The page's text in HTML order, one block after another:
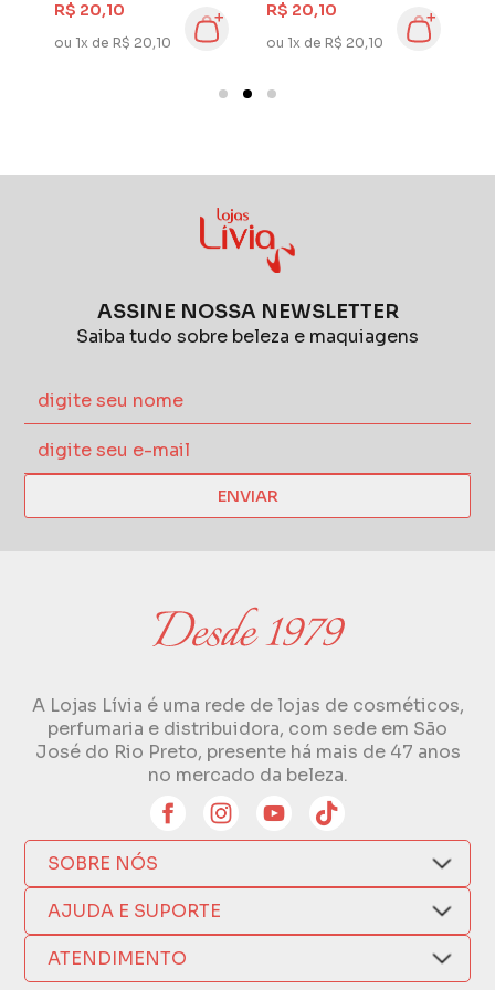
200 ml Nano
Hyaluronic
R$ 20,10
ou 1x de R$ 20,10
200 ml Nano
Niacinamida
R$ 20,10
ou 1x de R$ 20,10
ASSINE NOSSA NEWSLETTER
Saiba tudo sobre beleza e maquiagens
ENVIAR
A Lojas Lívia é uma rede de lojas de cosméticos,
perfumaria e distribuidora, com sede em São
José do Rio Preto, presente há mais de 47 anos
no mercado da beleza.
SOBRE NÓS
Quem Somos
Compra Segura
Como Comprar
Nossas Lojas
AJUDA E SUPORTE
Nosso Aplicativo
Trocas e Devoluções
ATENDIMENTO